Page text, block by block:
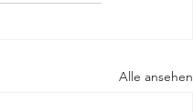
Alle ansehen